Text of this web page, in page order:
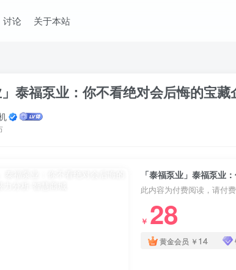
讨论 关于本站
」泰福泵业：你不看绝对会后悔的宝
「泰福泵业」泰福泵业
此内容为付费阅读，请付
￥ 28
黄金会员 ￥ 14